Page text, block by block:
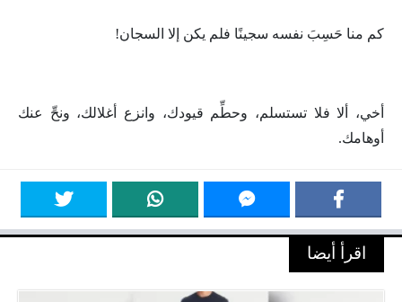
كم منا حَسِبَ نفسه سجينًا فلم يكن إلا السجان!
أخي، ألا فلا تستسلم، وحطِّم قيودك، وانزع أغلالك، ونحِّ عنك
أوهامك.
اقرأ أيضا